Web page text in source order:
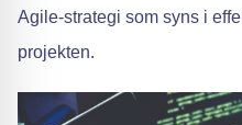
Agile-strategi som syns i
projekten.